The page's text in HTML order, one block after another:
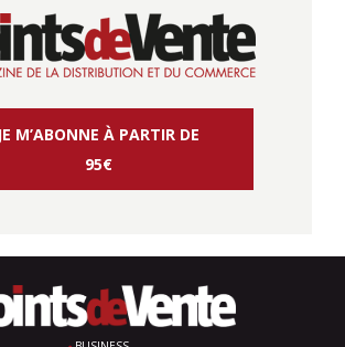
JE M’ABONNE À PARTIR DE
95€